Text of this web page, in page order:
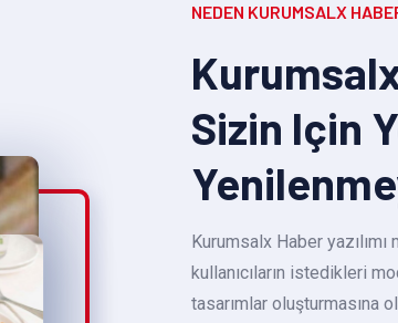
NEDEN KURUMSALX
Kurumsalx
Sizin Için
Kurumsalx Haber
kullanıcıların istedikleri
tasarımlar oluşturmasına